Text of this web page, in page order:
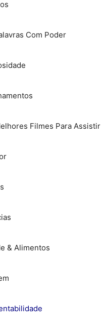
Com Poder
Filmes Para Assistir
& Alimentos